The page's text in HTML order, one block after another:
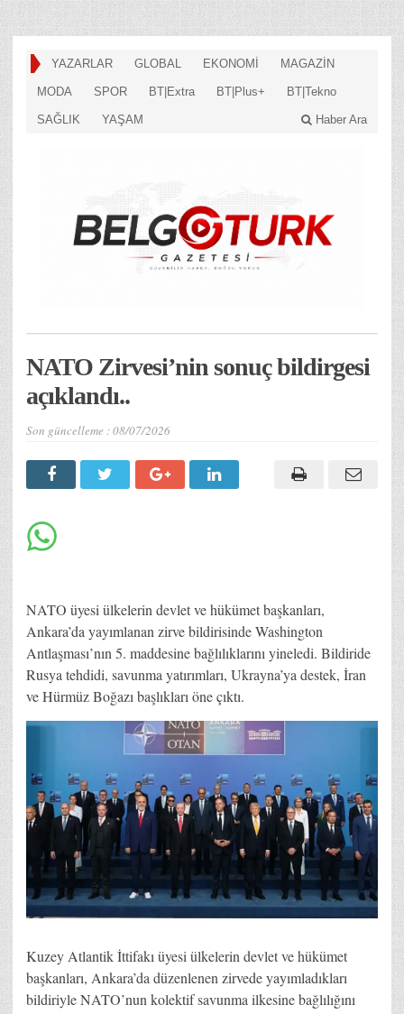
YAZARLAR GLOBAL EKONOMİ MAGAZİN
MODA SPOR BT|Extra BT|Plus+ BT|Tekno
SAĞLIK YAŞAM Haber Ara
NATO Zirvesi’nin sonuç bildirgesi
açıklandı..
Son güncelleme :08/07/2026
NATO üyesi ülkelerin devlet ve hükümet başkanları,
Ankara’da yayımlanan zirve bildirisinde Washington
Antlaşması’nın 5. maddesine bağlılıklarını yineledi. Bildiride
Rusya tehdidi, savunma yatırımları, Ukrayna’ya destek, İran
ve Hürmüz Boğazı başlıkları öne çıktı.
Kuzey Atlantik İttifakı üyesi ülkelerin devlet ve hükümet
başkanları, Ankara’da düzenlenen zirvede yayımladıkları
bildiriyle NATO’nun kolektif savunma ilkesine bağlılığını